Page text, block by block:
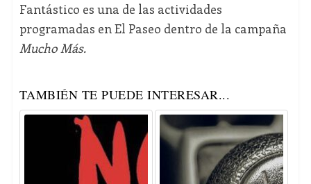
Fantástico es una de las actividades
programadas en El Paseo dentro de la campaña
Mucho Más.
TAMBIÉN TE PUEDE INTERESAR...